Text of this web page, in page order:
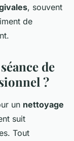
, souvent
de
de
?
un nettoyage
suit
Tout